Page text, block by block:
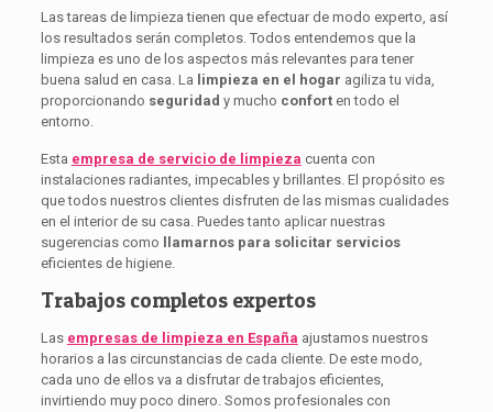
Las tareas de limpieza tienen que efectuar de modo experto, así
los resultados serán completos. Todos entendemos que la
limpieza es uno de los aspectos más relevantes para tener
buena salud en casa. La limpieza en el hogar agiliza tu vida,
proporcionando seguridad y mucho conforten todo el
entorno.
Esta empresa de servicio de limpieza cuenta con
instalaciones radiantes, impecables y brillantes. El propósito es
que todos nuestros clientes disfruten de las mismas cualidades
en el interior de su casa. Puedes tanto aplicar nuestras
sugerencias como
llamarnos para solicitar servicios
eficientes de higiene.
Trabajos completos expertos
Las empresas de limpieza en España ajustamos nuestros
horarios a las circunstancias de cada cliente. De este modo,
cada uno de ellos va a disfrutar de trabajos eficientes,
invirtiendo muy poco dinero. Somos profesionales con